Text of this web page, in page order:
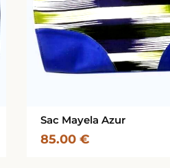
Sac Mayela Azur
85.00 €